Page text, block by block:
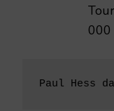
000
Paul Hess